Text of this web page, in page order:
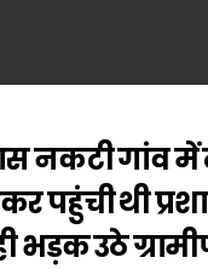
नकटी गांव में
पहुंची थी
भड़क उठे